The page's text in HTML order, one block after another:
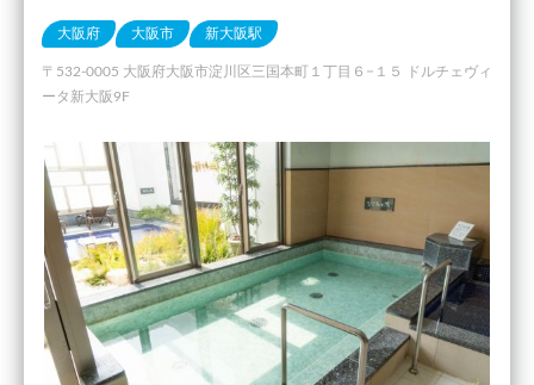
大阪府 大阪市 新大阪駅
〒532-0005 大阪府大阪市淀川区三国本町１丁目６−１５ ドルチェヴィ
ータ新大阪9F